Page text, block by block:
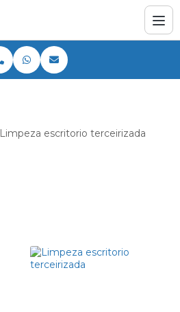
Limpeza escritorio terceirizada